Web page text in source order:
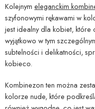
Kolejnym eleganckim
szyfonowymi rękawami w
jest idealny dla kobiet,
wyjątkowo w tym
subtelności i delikatności,
kobieco.
Kombinezon ten można
kolorze nude, które